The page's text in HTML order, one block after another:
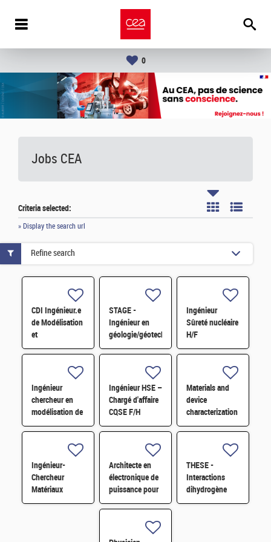
0
Jobs CEA
Criteria selected:
» Display the search url
CDI Ingénieur.e
de Modélisation
et
Développement
Physique du
cycle/neutronique
H/F
STAGE -
Ingénieur en
géologie/géotechnique,
études et terrain
Ingénieur
Sûreté nucléaire
H/F
Ingénieur
chercheur en
modélisation de
l'altération des
Ingénieur HSE –
Chargé d'affaire
CQSE F/H
Materials and
device
characterization
by SIMS
Ingénieur-
Chercheur
Matériaux
Chalcogénures à
Architecte en
électronique de
puissance pour
application
THESE -
Interactions
dihydrogène
(H⁺···H⁻) entre
Refine search